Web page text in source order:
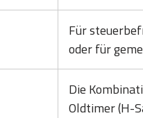
Für
oder für
Die
Oldtimer (H-